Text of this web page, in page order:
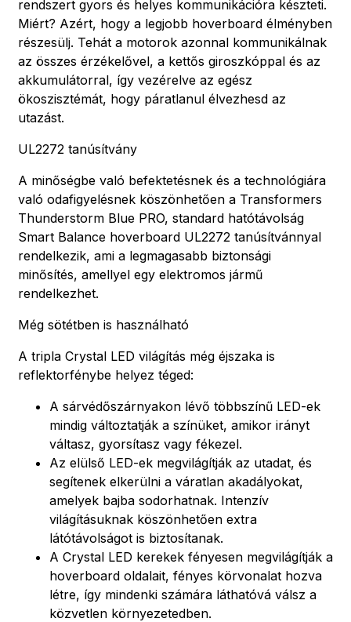
rendszert gyors és helyes kommunikációra készteti.
Miért? Azért, hogy a legjobb hoverboard élményben
részesülj. Tehát a motorok azonnal kommunikálnak
az összes érzékelővel, a kettős giroszkóppal és az
akkumulátorral, így vezérelve az egész
ökoszisztémát, hogy páratlanul élvezhesd az
utazást.
UL2272 tanúsítvány
A minőségbe való befektetésnek és a technológiára
való odafigyelésnek köszönhetően a Transformers
Thunderstorm Blue PRO, standard hatótávolság
Smart Balance hoverboard UL2272 tanúsítvánnyal
rendelkezik, ami a legmagasabb biztonsági
minősítés, amellyel egy elektromos jármű
rendelkezhet.
Még sötétben is használható
A tripla Crystal LED világítás még éjszaka is
reflektorfénybe helyez téged:
A sárvédőszárnyakon lévő többszínű LED-ek
mindig változtatják a színüket, amikor irányt
váltasz, gyorsítasz vagy fékezel.
Az elülső LED-ek megvilágítják az utadat, és
segítenek elkerülni a váratlan akadályokat,
amelyek bajba sodorhatnak. Intenzív
világításuknak köszönhetően extra
látótávolságot is biztosítanak.
A Crystal LED kerekek fényesen megvilágítják a
hoverboard oldalait, fényes körvonalat hozva
létre, így mindenki számára láthatóvá válsz a
közvetlen környezetedben.